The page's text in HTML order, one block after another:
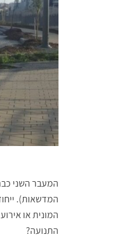
המדשאות).
המונית או
התנועה?